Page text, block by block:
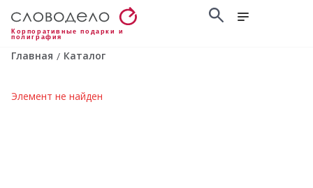
Корпоративные подарки и
полиграфия
Главная / Каталог
Элемент не найден